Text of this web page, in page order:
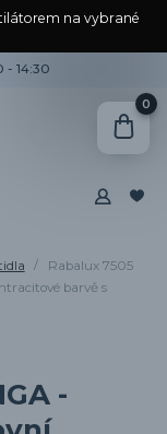
na vybrané
- 14:30
0
Rabalux 7505
barvě s
-